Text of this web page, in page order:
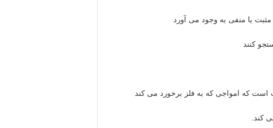
یا منفی به وجود می آورد
کنند
که امواجی که به فلز برخورد می کند
کند.